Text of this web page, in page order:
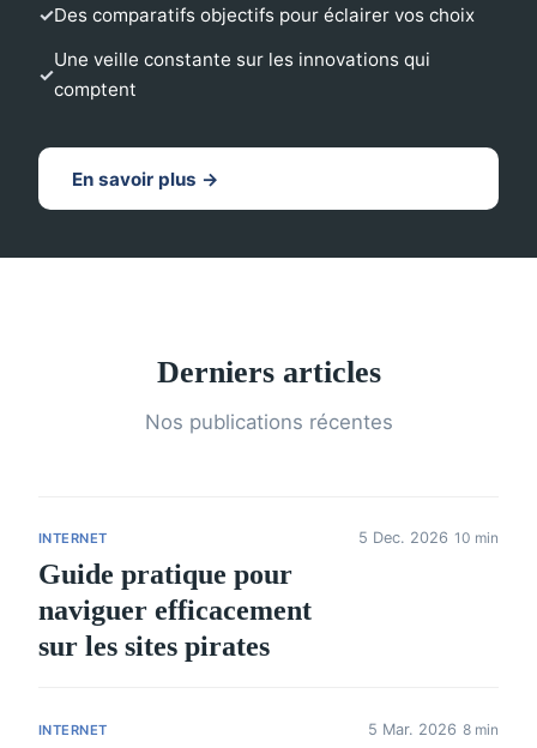
Des comparatifs objectifs pour éclairer vos choix
Une veille constante sur les innovations qui
comptent
En savoir plus →
Derniers articles
Nos publications récentes
INTERNET
Guide pratique pour
naviguer efficacement
sur les sites pirates
5 Dec. 2026 10 min
INTERNET 5 Mar. 2026 8 min